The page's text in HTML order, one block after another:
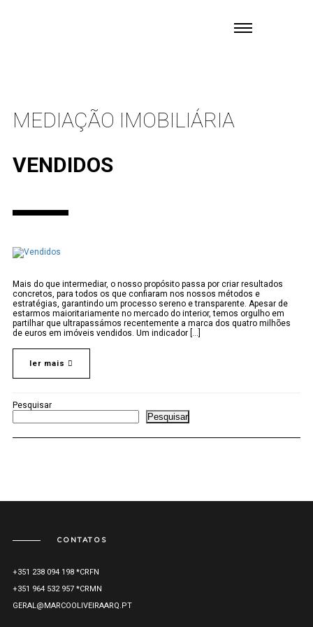
MEDIAÇÃO IMOBILIÁRIA
VENDIDOS
Mais do que intermediar, o nosso propósito passa por criar resultados
concretos, para todos os que confiaram nos nossos métodos e
estratégias, garantindo um processo sereno e transparente. Apesar de
estarmos maioritariamente no mercado do interior, temos orgulho em
partilhar que ultrapassámos recentemente a marca dos quatro milhões
de euros em imóveis vendidos. Um indicador [...]
ler mais
Pesquisar
Pesquisar
CONTATOS
+351 238 094 198 *CRFN
+351 964 532 957 *CRMN
GERAL@MARCOOLIVEIRAARQ.PT